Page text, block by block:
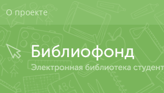
О проекте